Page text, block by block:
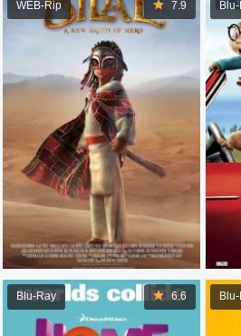
7.9
WEB-Rip
6.6
Blu-Ray